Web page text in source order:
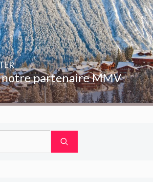
notre partenaire MMV